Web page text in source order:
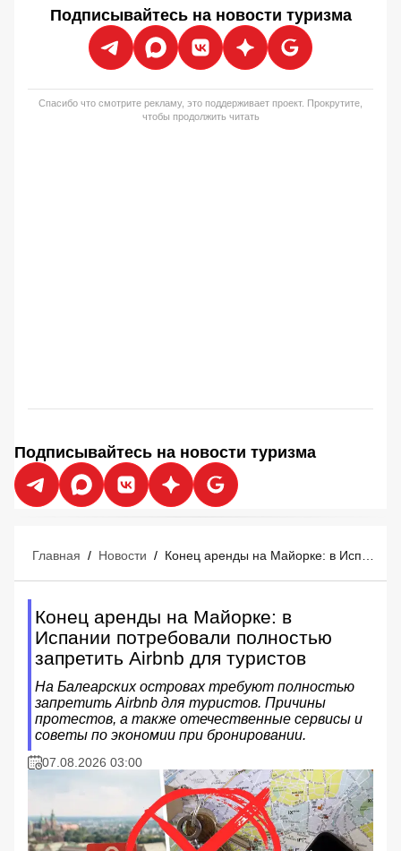
Подписывайтесь на новости туризма
Спасибо что смотрите рекламу, это поддерживает проект. Прокрутите,
чтобы продолжить читать
Подписывайтесь на новости туризма
Главная / Новости /
Конец аренды на Майорке: в
Испании потребовали полностью
запретить Airbnb для туристов
На Балеарских островах требуют полностью
запретить Airbnb для туристов. Причины
протестов, а также отечественные сервисы и
советы по экономии при бронировании.
07.08.2026 03:00